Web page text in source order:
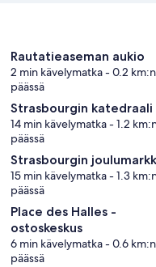
Rautatieaseman aukio
2 min kävelymatka- 0.2 km:n
päässä
Strasbourgin katedraali
14 min kävelymatka- 1.2
päässä
Strasbourgin
15 min kävelymatka- 1.3
päässä
Place des Halles -
ostoskeskus
6 min kävelymatka- 0.6 km:n
päässä